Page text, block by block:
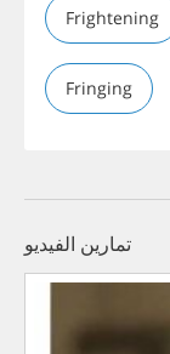
Frightening
Fringing
تمارين الفيديو